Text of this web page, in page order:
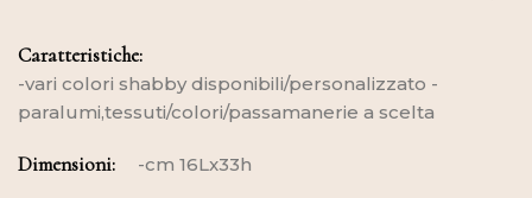
Caratteristiche:
-vari colori shabby disponibili/personalizzato -
paralumi,tessuti/colori/passamanerie a scelta
Dimensioni: -cm 16Lx33h